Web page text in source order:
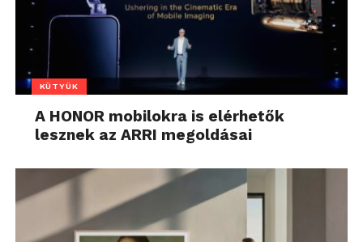
KÜTYÜK
A HONOR mobilokra is elérhetők
lesznek az ARRI megoldásai